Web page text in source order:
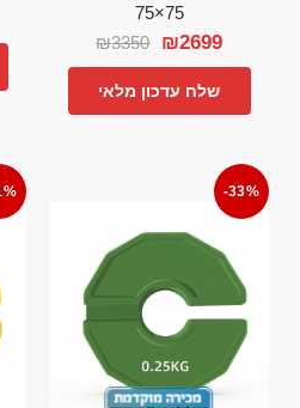
75×75
₪3350 ₪2699
שלח עדכון מלאי
-33%